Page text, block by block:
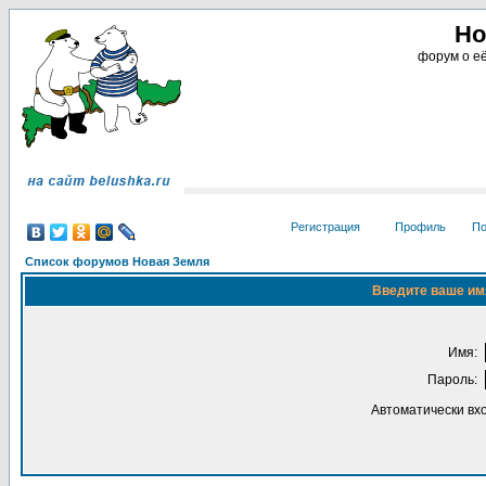
форум о
Регистрация Профиль
Список форумов Новая Земля
Введите ваше
Имя:
Пароль:
Автоматически